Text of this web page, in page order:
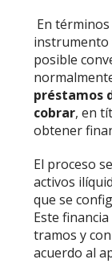
En
instrumento
posible
préstamos
cobrar, en
obtener
El proceso
activos
que se
Este
tramos y
acuerdo al